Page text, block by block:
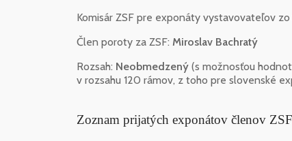
Komisár ZSF pre exponáty vystavovateľov zo
Člen poroty za ZSF: Miroslav Bachratý
Rozsah: Neobmedzený (s možnosťou
v rozsahu 120 rámov, z toho pre slovenské
Zoznam prijatých exponátov členov ZSF